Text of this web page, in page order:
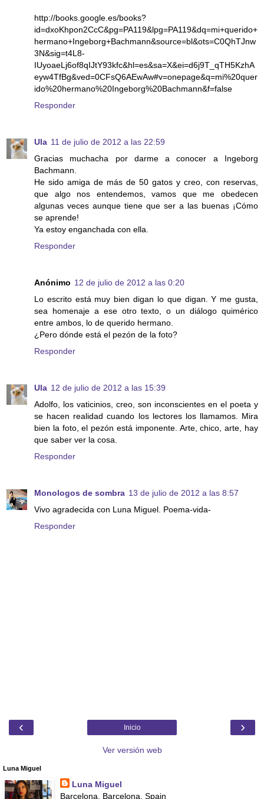
http://books.google.es/books?
id=dxoKhpon2CcC&pg=PA119&lpg=PA119&dq=mi+querido+
hermano+Ingeborg+Bachmann&source=bl&ots=C0QhTJnw
3N&sig=t4L8-
IUyoaeLj6of8qIJtY93kfc&hl=es&sa=X&ei=d6j9T_qTH5KzhA
eyw4TfBg&ved=0CFsQ6AEwAw#v=onepage&q=mi%20quer
ido%20hermano%20Ingeborg%20Bachmann&f=false
Responder
Ula 11 de julio de 2012 a las 22:59
Gracias muchacha por darme a conocer a Ingeborg
Bachmann.
He sido amiga de más de 50 gatos y creo, con reservas,
que algo nos entendemos, vamos que me obedecen
algunas veces aunque tiene que ser a las buenas ¡Cómo
se aprende!
Ya estoy enganchada con ella.
Responder
Anónimo 12 de julio de 2012 a las 0:20
Lo escrito está muy bien digan lo que digan. Y me gusta,
sea homenaje a ese otro texto, o un diálogo quimérico
entre ambos, lo de querido hermano.
¿Pero dónde está el pezón de la foto?
Responder
Ula 12 de julio de 2012 a las 15:39
Adolfo, los vaticinios, creo, son inconscientes en el poeta y
se hacen realidad cuando los lectores los llamamos. Mira
bien la foto, el pezón está imponente. Arte, chico, arte, hay
que saber ver la cosa.
Responder
Monologos de sombra 13 de julio de 2012 a las 8:57
Vivo agradecida con Luna Miguel. Poema-vida-
Responder
‹ ›
Inicio
Ver versión web
Luna Miguel
Luna Miguel
Barcelona, Barcelona, Spain